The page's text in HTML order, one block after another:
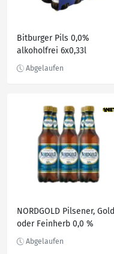
Bitburger Pils 0,0%
alkoholfrei 6x0,33l
NORDGOLD Pilsener, Gold
oder Feinherb 0,0 %